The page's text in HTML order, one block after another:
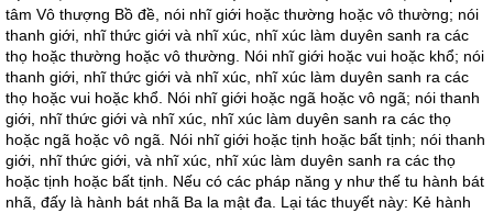
tâm Vô thượng Bồ đề, nói nhĩ giới hoặc thường hoặc vô thường; nói
thanh giới, nhĩ thức giới và nhĩ xúc, nhĩ xúc làm duyên sanh ra các
thọ hoặc thường hoặc vô thường. Nói nhĩ giới hoặc vui hoặc khổ; nói
thanh giới, nhĩ thức giới và nhĩ xúc, nhĩ xúc làm duyên sanh ra các
thọ hoặc vui hoặc khổ. Nói nhĩ giới hoặc ngã hoặc vô ngã; nói thanh
giới, nhĩ thức giới và nhĩ xúc, nhĩ xúc làm duyên sanh ra các thọ
hoặc ngã hoặc vô ngã. Nói nhĩ giới hoặc tịnh hoặc bất tịnh; nói thanh
giới, nhĩ thức giới, và nhĩ xúc, nhĩ xúc làm duyên sanh ra các thọ
hoặc tịnh hoặc bất tịnh. Nếu có các pháp năng y như thế tu hành bát
nhã, đấy là hành bát nhã Ba la mật đa. Lại tác thuyết này: Kẻ hành